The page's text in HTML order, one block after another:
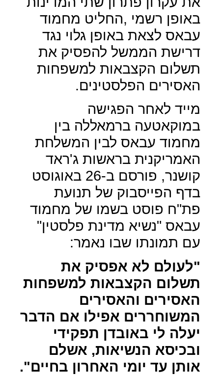
באופן רשמי ,החליט מחמוד
עבאס לצאת באופן גלוי נגד
דרישת הממשל להפסיק את
תשלום הקצבאות למשפחות
האסירים הפלסטינים.
מייד לאחר הפגישה
במוקאטעה ברמאללה בין
מחמוד עבאס לבין המשלחת
האמריקנית בראשות ג'ראד
קושנר, פורסם ב-26 באוגוסט
בדף הפייסבוק של תנועת
פת"ח פוסט בשמו של מחמוד
עבאס "נשיא מדינת פלסטין"
עם תמונתו שבו נאמר:
"לעולם לא אפסיק את
תשלום הקצבאות למשפחות
האסירים והאסירים
המשוחררים אפילו אם הדבר
יעלה לי באובדן תפקידי
ובכיסא הנשיאות, אשלם
אותן עד יומי האחרון בחיים".